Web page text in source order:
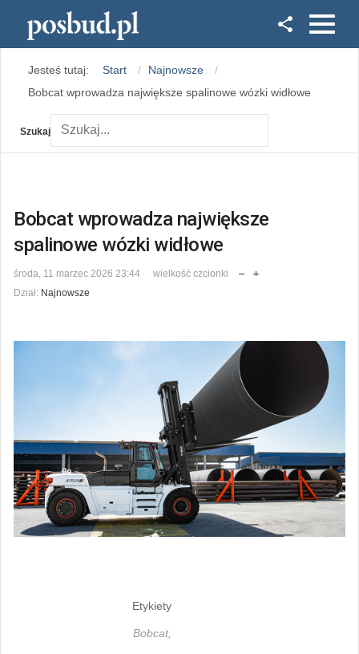
Instagram
Jesteś tutaj: Start
Najnowsze
Bobcat wprowadza największe spalinowe wózki widłowe
Szukaj
Bobcat wprowadza największe
spalinowe wózki widłowe
środa, 11 marzec 2026 23:44
wielkość czcionki
Dział: Najnowsze
Etykiety
Bobcat,